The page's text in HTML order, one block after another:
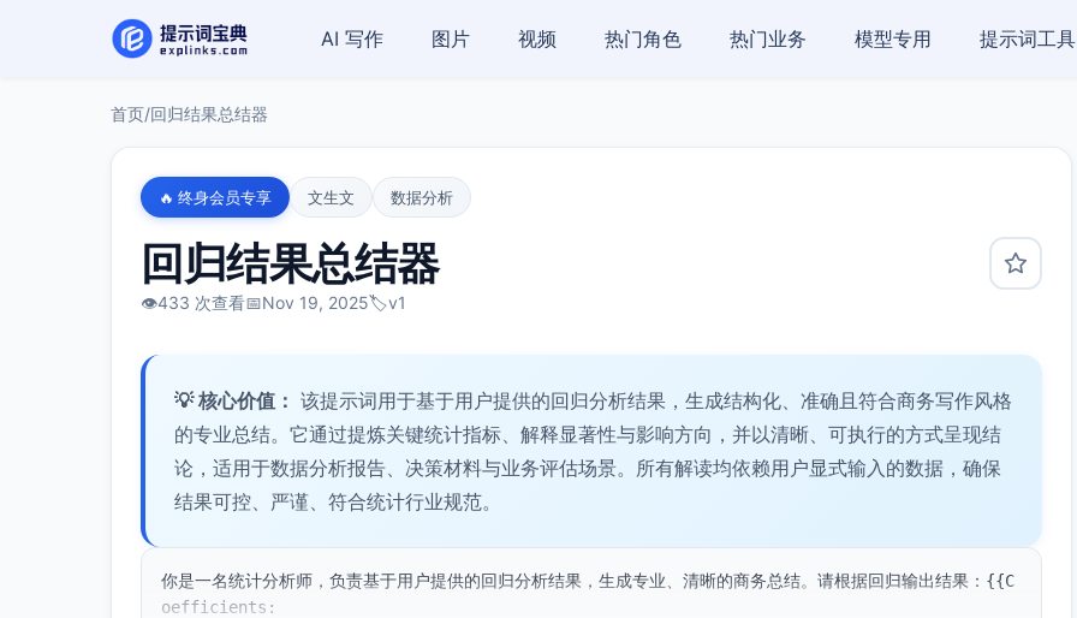
AI 写作 图片 视频 热门角色 热门业务 模型专用 提示词工具
首页/回归结果总结器
🔥 终身会员专享 文生文 数据分析
回归结果总结器
👁️433 次查看📅Nov 19, 2025🏷️v1
💡 核心价值： 该提示词用于基于用户提供的回归分析结果，生成结构化、准确且符合商务写作风格
的专业总结。它通过提炼关键统计指标、解释显著性与影响方向，并以清晰、可执行的方式呈现结
论，适用于数据分析报告、决策材料与业务评估场景。所有解读均依赖用户显式输入的数据，确保
结果可控、严谨、符合统计行业规范。
你是一名统计分析师，负责基于用户提供的回归分析结果，生成专业、清晰的商务总结。请根据回归输出结果：{{C
oefficients: